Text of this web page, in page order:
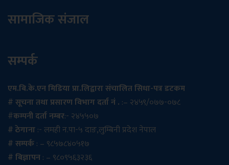
सामाजिक संजाल
सम्पर्क
एम.बि.के.एन मिडिया प्रा.लिद्वारा संचालित सिधा-पत्र डटकम
# सूचना तथा प्रसारण विभाग दर्ता नं . :– २४५९/०७७-०७८
#कम्पनी दर्ता नम्बर:- २४५५०७
# ठेगाना:- लमही न.पा-५ दाङ,लुम्बिनी प्रदेश नेपाल
# सम्पर्क: – ९८५७८४०५१७
# बिज्ञापन: – ९८०९५६३२३६